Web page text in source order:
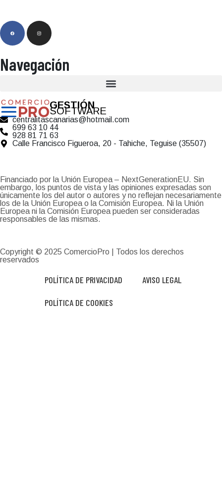
Navegación
GESTIÓN
SOFTWARE
centralitascanarias@hotmail.com
699 63 10 44
928 81 71 63
Calle Francisco Figueroa, 20 - Tahiche, Teguise (35507)
Financiado por la Unión Europea – NextGenerationEU. Sin
embargo, los puntos de vista y las opiniones expresadas son
únicamente los del autor o autores y no reflejan necesariamente
los de la Unión Europea o la Comisión Europea. Ni la Unión
Europea ni la Comisión Europea pueden ser consideradas
responsables de las mismas.
Copyright © 2025 ComercioPro | Todos los derechos
reservados
POLÍTICA DE PRIVACIDAD AVISO LEGAL
POLÍTICA DE COOKIES